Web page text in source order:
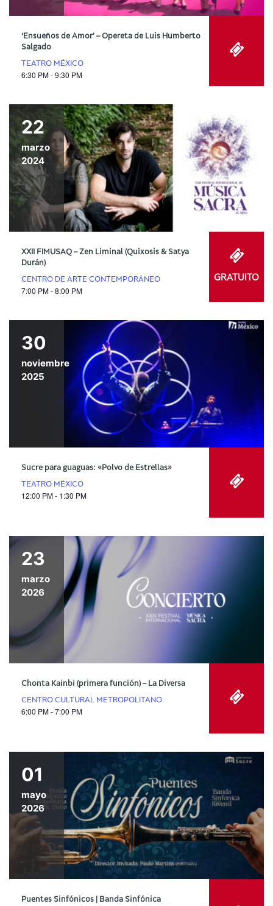
‘Ensueños de Amor’ – Opereta de Luis Humberto
Salgado
TEATRO MÉXICO
6:30 PM - 9:30 PM
22
marzo
2024
XXII FIMUSAQ – Zen Liminal (Quixosis & Satya
Durán)
CENTRO DE ARTE CONTEMPORÁNEO
7:00 PM - 8:00 PM
GRATUITO
30
noviembre
2025
Sucre para guaguas: «Polvo de Estrellas»
TEATRO MÉXICO
12:00 PM - 1:30 PM
23
marzo
2026
Chonta Kainbi (primera función) – La Diversa
CENTRO CULTURAL METROPOLITANO
6:00 PM - 7:00 PM
01
mayo
2026
Puentes Sinfónicos | Banda Sinfónica